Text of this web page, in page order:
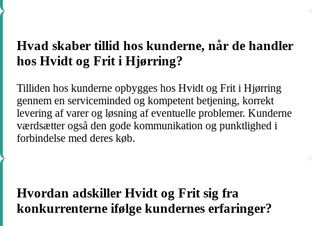
Hvad skaber tillid hos kunderne, når de handler
hos Hvidt og Frit i Hjørring?
Tilliden hos kunderne opbygges hos Hvidt og Frit i Hjørring
gennem en serviceminded og kompetent betjening, korrekt
levering af varer og løsning af eventuelle problemer. Kunderne
værdsætter også den gode kommunikation og punktlighed i
forbindelse med deres køb.
Hvordan adskiller Hvidt og Frit sig fra
konkurrenterne ifølge kundernes erfaringer?